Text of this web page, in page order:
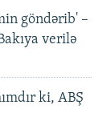
göndərib' –
verilə
ki, ABŞ